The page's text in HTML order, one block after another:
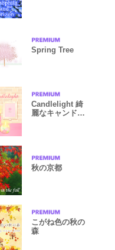
Spring Tree
Candlelight 綺
麗なキャンドル
秋の京都
こがね色の秋の
森